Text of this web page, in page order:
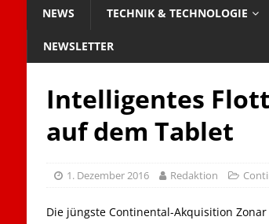
NEWS TECHNIK & TECHNOLOGIE
NEWSLETTER
Intelligentes
auf dem Tablet
1. Dezember 2016 Redaktion
Die jüngste Continental-Akquisition